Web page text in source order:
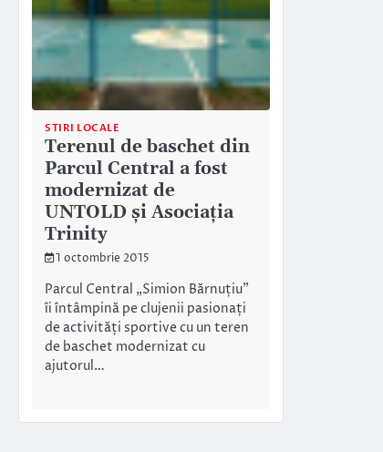
STIRI LOCALE
Terenul de baschet din
Parcul Central a fost
modernizat de
UNTOLD și Asociația
Trinity
1 octombrie 2015
Parcul Central „Simion Bărnuțiu”
îi întâmpină pe clujenii pasionați
de activități sportive cu un teren
de baschet modernizat cu
ajutorul…